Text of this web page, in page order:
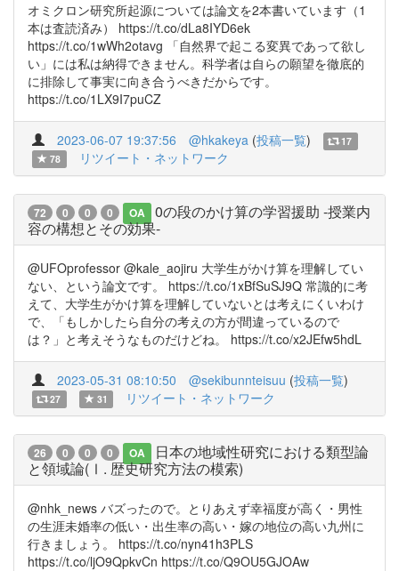
オミクロン研究所起源については論文を2本書いています（1
本は査読済み） https://t.co/dLa8IYD6ek
https://t.co/1wWh2otavg 「自然界で起こる変異であって欲し
い」には私は納得できません。科学者は自らの願望を徹底的
に排除して事実に向き合うべきだからです。
https://t.co/1LX9I7puCZ
2023-06-07 19:37:56 @hkakeya (投稿一覧)
17
78
リツイート・ネットワーク
72 0 0 0 OA
0の段のかけ算の学習援助 -授業内
容の構想とその効果-
@UFOprofessor @kale_aojiru 大学生がかけ算を理解してい
ない、という論文です。 https://t.co/1xBfSuSJ9Q 常識的に考
えて、大学生がかけ算を理解していないとは考えにくいわけ
で、「もしかしたら自分の考えの方が間違っているので
は？」と考えそうなものだけどね。 https://t.co/x2JEfw5hdL
2023-05-31 08:10:50 @sekibunnteisuu (投稿一覧)
27 31 リツイート・ネットワーク
26 0 0 0 OA
日本の地域性研究における類型論
と領域論(Ⅰ. 歴史研究方法の模索)
@nhk_news バズったので。とりあえず幸福度が高く・男性
の生涯未婚率の低い・出生率の高い・嫁の地位の高い九州に
行きましょう。 https://t.co/nyn41h3PLS
https://t.co/ljO9QpkvCn https://t.co/Q9OU5GJOAw